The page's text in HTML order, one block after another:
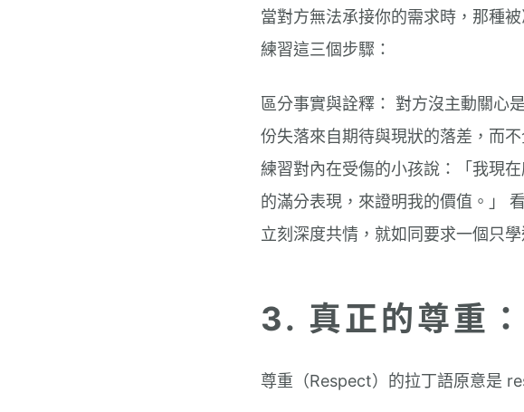
當對方無法承接你的需求時，那種
練習這三個步驟：
區分事實與詮釋： 對方沒主動關心
份失落來自期待與現狀的落差，而
練習對內在受傷的小孩說：「我現
的滿分表現，來證明我的價值。」
立刻深度共情，就如同要求一個只
3. 真正的尊重
尊重（Respect）的拉丁語原意是